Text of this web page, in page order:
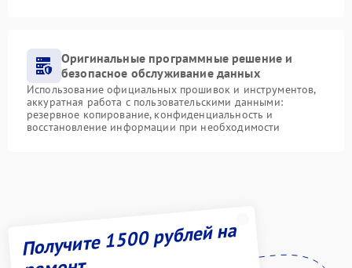
Оригинальные программные решение и
безопасное обслуживание данных
Использование официальных прошивок и инструментов,
аккуратная работа с пользовательскими данными:
резервное копирование, конфиденциальность и
восстановление информации при необходимости
Получите 1500 рублей на